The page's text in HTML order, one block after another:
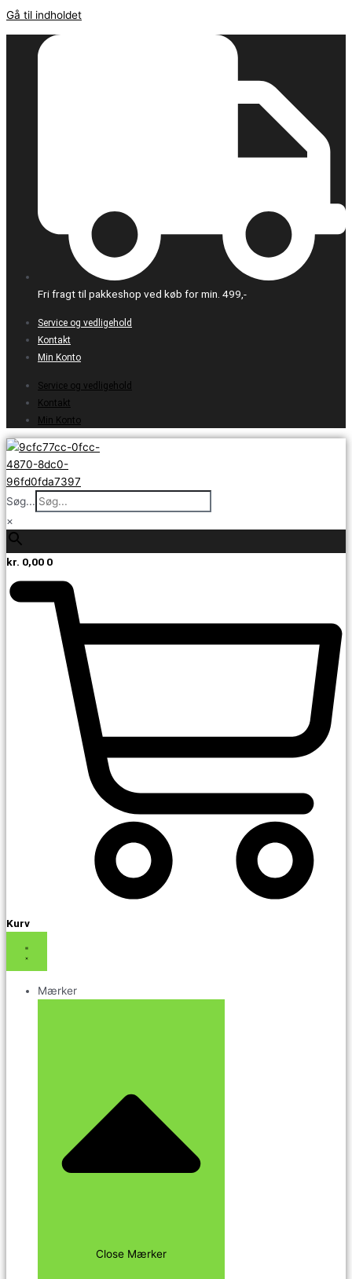
Gå til indholdet
Fri fragt til pakkeshop ved køb for min. 499,-
Service og vedligehold
Kontakt
Min Konto
Service og vedligehold
Kontakt
Min Konto
Søg...
×
kr. 0,00 0
Kurv
Mærker
Close Mærker